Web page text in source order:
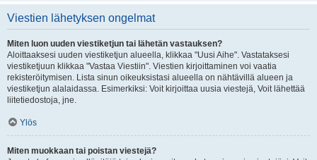
Viestien lähetyksen ongelmat
Miten luon uuden viestiketjun tai lähetän vastauksen?
Aloittaaksesi uuden viestiketjun alueella, klikkaa "Uusi Aihe". Vastataksesi
viestiketjuun klikkaa "Vastaa Viestiin". Viestien kirjoittaminen voi vaatia
rekisteröitymisen. Lista sinun oikeuksistasi alueella on nähtävillä alueen ja
viestiketjun alalaidassa. Esimerkiksi: Voit kirjoittaa uusia viestejä, Voit lähettää
liitetiedostoja, jne.
Ylös
Miten muokkaan tai poistan viestejä?